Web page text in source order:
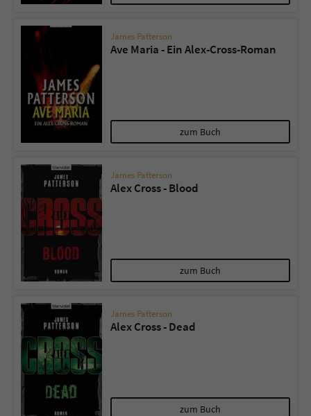
James Patterson
Ave Maria - Ein Alex-Cross-Roman
zum Buch
James Patterson
Alex Cross - Blood
zum Buch
James Patterson
Alex Cross - Dead
zum Buch